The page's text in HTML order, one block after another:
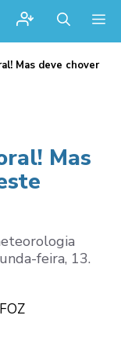
Mas deve chover
Mas
feira, 13.